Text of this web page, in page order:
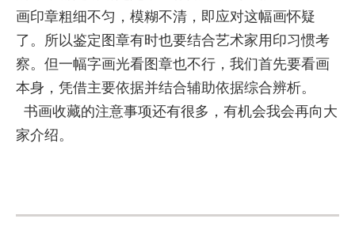
画印章粗细不匀，模糊不清，即应对这幅画怀疑
了。所以鉴定图章有时也要结合艺术家用印习惯考
察。但一幅字画光看图章也不行，我们首先要看画
本身，凭借主要依据并结合辅助依据综合辨析。
书画收藏的注意事项还有很多，有机会我会再向大
家介绍。